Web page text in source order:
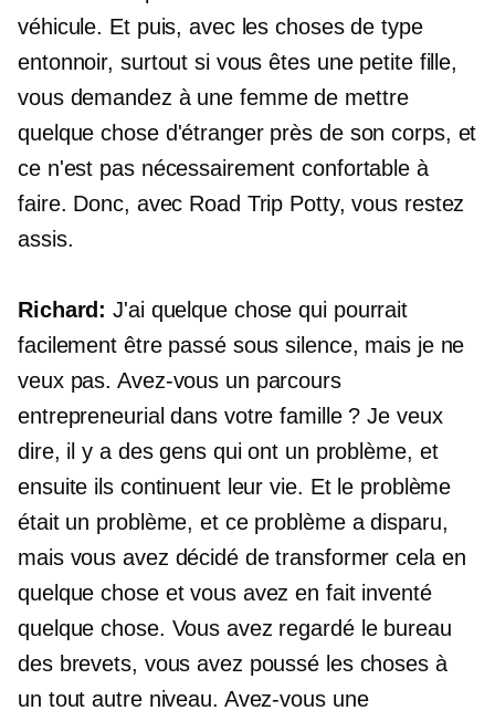
véhicule. Et puis, avec les choses de type
entonnoir, surtout si vous êtes une petite fille,
vous demandez à une femme de mettre
quelque chose d'étranger près de son corps, et
ce n'est pas nécessairement confortable à
faire. Donc, avec Road Trip Potty, vous restez
assis.
Richard: J'ai quelque chose qui pourrait
facilement être passé sous silence, mais je ne
veux pas. Avez-vous un parcours
entrepreneurial dans votre famille ? Je veux
dire, il y a des gens qui ont un problème, et
ensuite ils continuent leur vie. Et le problème
était un problème, et ce problème a disparu,
mais vous avez décidé de transformer cela en
quelque chose et vous avez en fait inventé
quelque chose. Vous avez regardé le bureau
des brevets, vous avez poussé les choses à
un tout autre niveau. Avez-vous une